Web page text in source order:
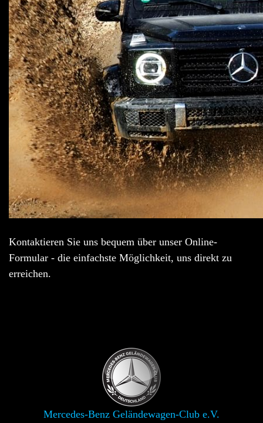
Kontaktieren Sie uns bequem über unser Online-
Formular - die einfachste Möglichkeit, uns direkt zu
erreichen.
Mercedes-Benz Geländewagen-Club e.V.